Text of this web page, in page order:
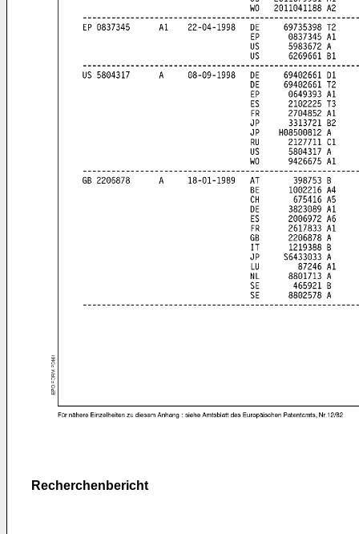
Recherchenbericht